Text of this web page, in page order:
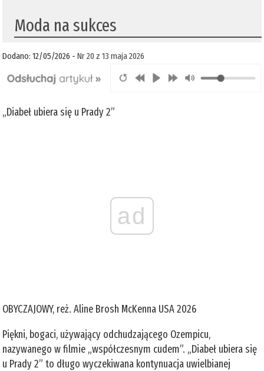
Moda na sukces
Dodano: 12/05/2026 -Nr 20 z 13 maja 2026
„Diabeł ubiera się u Prady 2”
ad
OBYCZAJOWY, reż. Aline Brosh McKenna USA 2026
Piękni, bogaci, używający odchudzającego Ozempicu,
nazywanego w filmie „współczesnym cudem”. „Diabeł ubiera się
u Prady 2” to długo wyczekiwana kontynuacja uwielbianej